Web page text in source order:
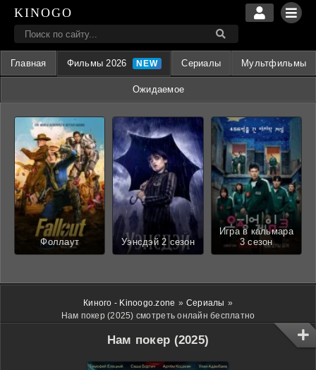
KINOGO
Главная Фильмы 2026 Сериалы Мультфильмы
Ожидаемое
Фоллаут Уэнсдэй 2 сезон
Игра в кальмара
3 сезон
Киного - Kinoogo.zone » Сериалы »
Нам покер (2025) смотреть онлайн бесплатно
Нам покер (2025)